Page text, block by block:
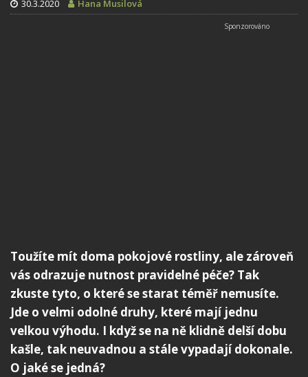
30.3.2020 Hana Musilová
Toužíte mít doma pokojové rostliny, ale zároveň
vás odrazuje nutnost pravidelné péče? Tak
zkuste tyto, o které se starat téměř nemusíte.
Jde o velmi odolné druhy, které mají jednu
velkou výhodu. I když se na ně klidně delší dobu
kašle, tak neuvadnou a stále vypadají dokonale.
O jaké se jedná?